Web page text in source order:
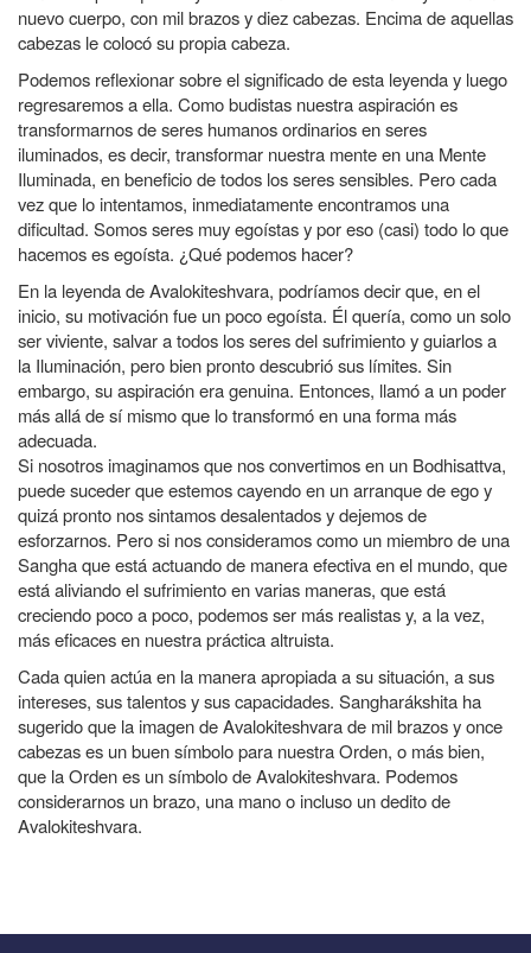
nuevo cuerpo, con mil brazos y diez cabezas. Encima de aquellas
cabezas le colocó su propia cabeza.
Podemos reflexionar sobre el significado de esta leyenda y luego
regresaremos a ella. Como budistas nuestra aspiración es
transformarnos de seres humanos ordinarios en seres
iluminados, es decir, transformar nuestra mente en una Mente
Iluminada, en beneficio de todos los seres sensibles. Pero cada
vez que lo intentamos, inmediatamente encontramos una
dificultad. Somos seres muy egoístas y por eso (casi) todo lo que
hacemos es egoísta. ¿Qué podemos hacer?
En la leyenda de Avalokiteshvara, podríamos decir que, en el
inicio, su motivación fue un poco egoísta. Él quería, como un solo
ser viviente, salvar a todos los seres del sufrimiento y guiarlos a
la Iluminación, pero bien pronto descubrió sus límites. Sin
embargo, su aspiración era genuina. Entonces, llamó a un poder
más allá de sí mismo que lo transformó en una forma más
adecuada.
Si nosotros imaginamos que nos convertimos en un Bodhisattva,
puede suceder que estemos cayendo en un arranque de ego y
quizá pronto nos sintamos desalentados y dejemos de
esforzarnos. Pero si nos consideramos como un miembro de una
Sangha que está actuando de manera efectiva en el mundo, que
está aliviando el sufrimiento en varias maneras, que está
creciendo poco a poco, podemos ser más realistas y, a la vez,
más eficaces en nuestra práctica altruista.
Cada quien actúa en la manera apropiada a su situación, a sus
intereses, sus talentos y sus capacidades. Sangharákshita ha
sugerido que la imagen de Avalokiteshvara de mil brazos y once
cabezas es un buen símbolo para nuestra Orden, o más bien,
que la Orden es un símbolo de Avalokiteshvara. Podemos
considerarnos un brazo, una mano o incluso un dedito de
Avalokiteshvara.